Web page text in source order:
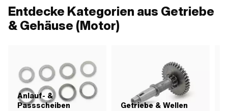
Entdecke Kategorien aus Getriebe
& Gehäuse (Motor)
Anlauf- &
Passscheiben
Getriebe & Wellen